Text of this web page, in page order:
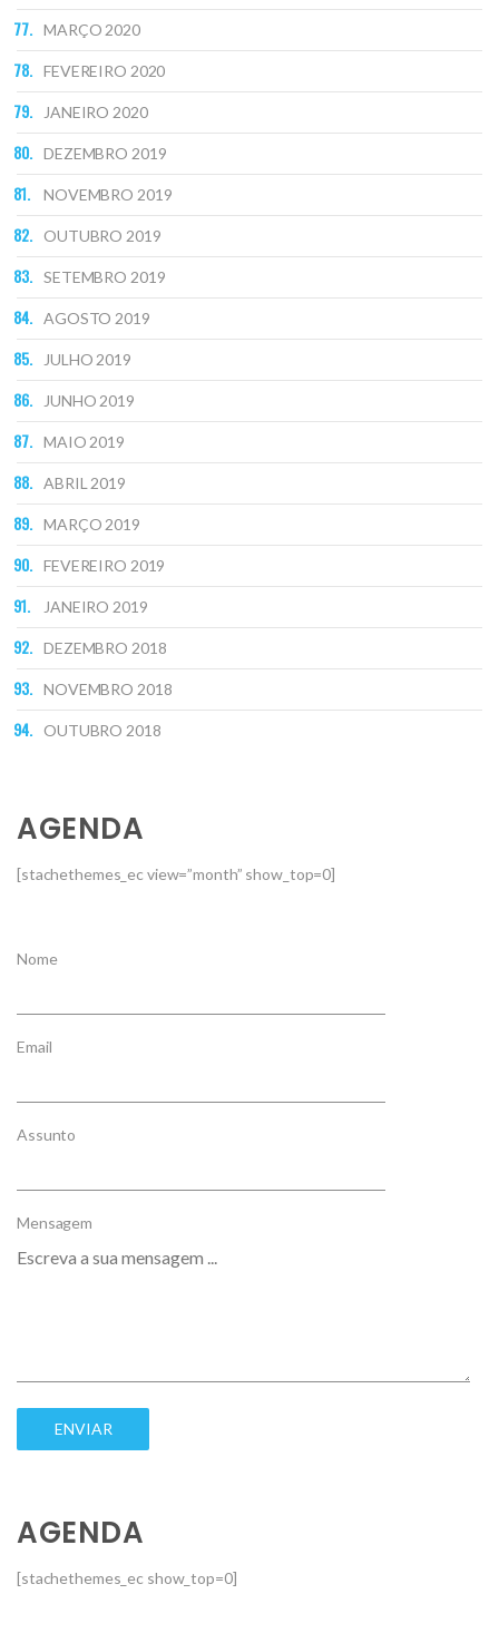
MARÇO 2020
FEVEREIRO 2020
JANEIRO 2020
DEZEMBRO 2019
NOVEMBRO 2019
OUTUBRO 2019
SETEMBRO 2019
AGOSTO 2019
JULHO 2019
JUNHO 2019
MAIO 2019
ABRIL 2019
MARÇO 2019
FEVEREIRO 2019
JANEIRO 2019
DEZEMBRO 2018
NOVEMBRO 2018
OUTUBRO 2018
AGENDA
[stachethemes_ec view=”month” show_top=0]
Nome
Email
Assunto
Mensagem
AGENDA
[stachethemes_ec show_top=0]